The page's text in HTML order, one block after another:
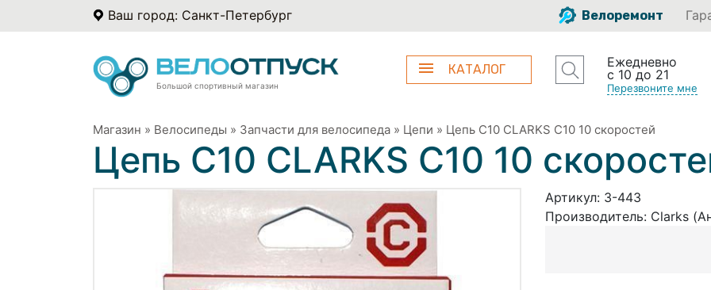
Ваш город: Санкт-Петербург Велоремонт
Большой спортивный магазин
КАТАЛОГ
Ежедневно
с 10 до 21
Перезвоните мне
Магазин » Велосипеды » Запчасти для велосипеда » Цепи » Цепь С10 CLARKS С10 10 скоростей
Цепь С10 CLARKS С10 10
Артикул: 3-443
Производитель: Clarks